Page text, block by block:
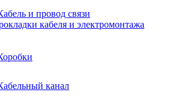
и провод связи
кабеля и электромонтажа
канал